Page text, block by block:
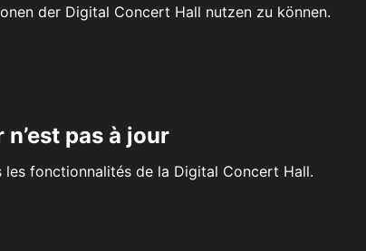
der Digital Concert Hall nutzen zu können.
pas à jour
fonctionnalités de la Digital Concert Hall.